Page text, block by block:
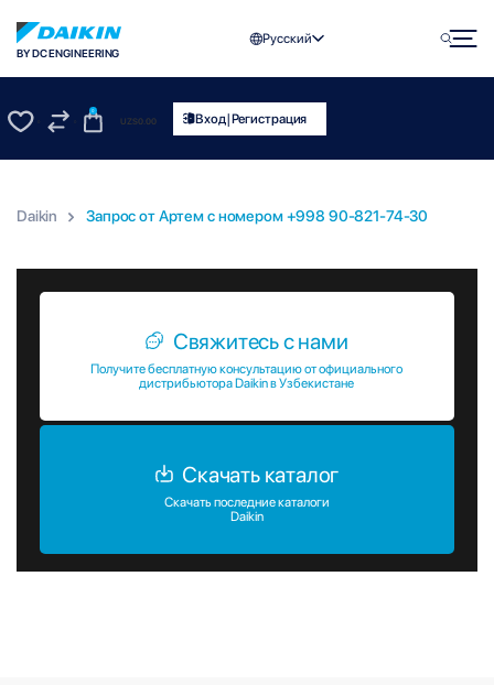
BY DC ENGINEERING
Русский
0
UZS0.00 Вход|Регистрация
Daikin Запрос от Артем c номером +998 90-821-74-30
Свяжитесь с нами
Получите бесплатную консультацию от официального
дистрибьютора Daikin в Узбекистане
Скачать каталог
Скачать последние каталоги
Daikin